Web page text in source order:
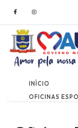
INÍCIO
OFICINAS